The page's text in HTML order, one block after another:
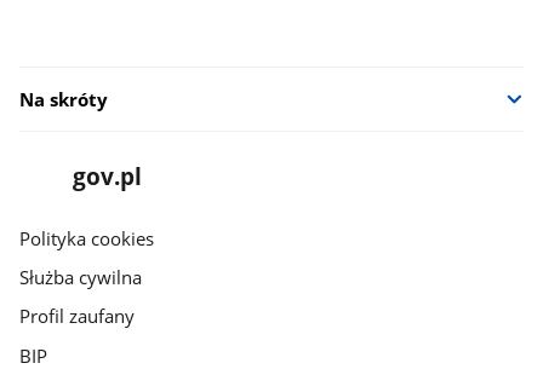
Na skróty
stopka
gov.pl
Strona
gov.pl
gov.pl
Polityka cookies
Służba cywilna
Profil zaufany
BIP